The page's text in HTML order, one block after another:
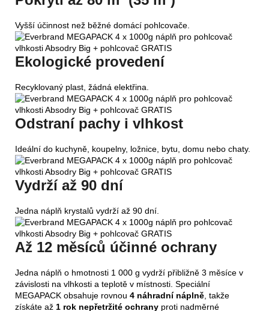
Vyšší účinnost než běžné domácí pohlcovače.
Ekologické provedení
Recyklovaný plast, žádná elektřina.
Odstraní pachy i vlhkost
Ideální do kuchyně, koupelny, ložnice, bytu, domu nebo chaty.
Vydrží až 90 dní
Jedna náplň krystalů vydrží až 90 dní.
Až 12 měsíců účinné ochrany
Jedna náplň o hmotnosti 1 000 g vydrží přibližně 3 měsíce v
závislosti na vlhkosti a teplotě v místnosti. Speciální
MEGAPACK obsahuje rovnou 4 náhradní náplně , takže
získáte až 1 rok nepřetržité ochrany proti nadměrné